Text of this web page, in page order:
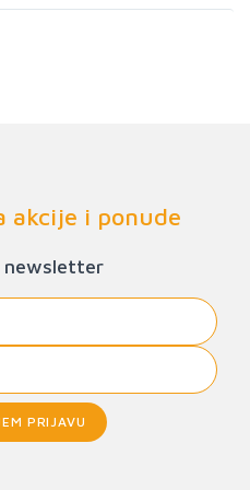
akcije i ponude
newsletter
PRIJAVU